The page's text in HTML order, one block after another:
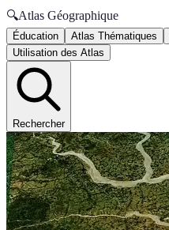
🔍Atlas Géographique
Éducation Atlas Thématiques
Utilisation des Atlas
Rechercher